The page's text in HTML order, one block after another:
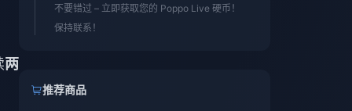
两
不要错过 – 立即获取您的 Poppo Live 硬币！
保持联系！
推荐商品